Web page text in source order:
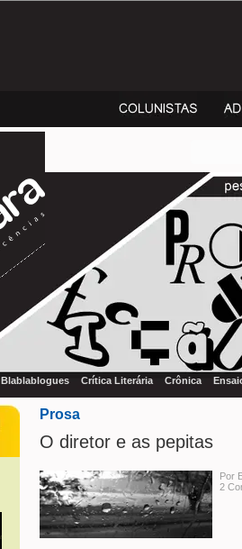
Blablablogues Crítica Literária Crônica
Prosa
O diretor e as pepitas
Por
2